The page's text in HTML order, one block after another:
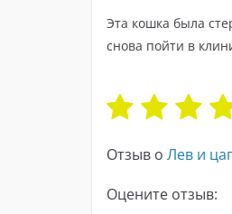
Эта кошка была
снова пойти в
Отзыв о Лев и
Оцените отзыв: